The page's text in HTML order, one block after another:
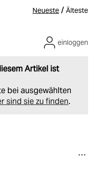
Neueste / Älteste
Artikel ist
bei ausgewählten
sind sie zu finden.
einloggen